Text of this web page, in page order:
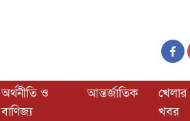
অর্থনীতি ও
বাণিজ্য
আন্তর্জাতিক
খেলার
খবর